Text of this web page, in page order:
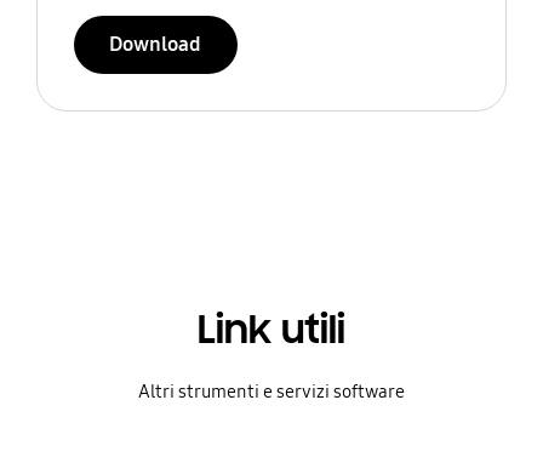
Download
Link utili
Altri strumenti e servizi software